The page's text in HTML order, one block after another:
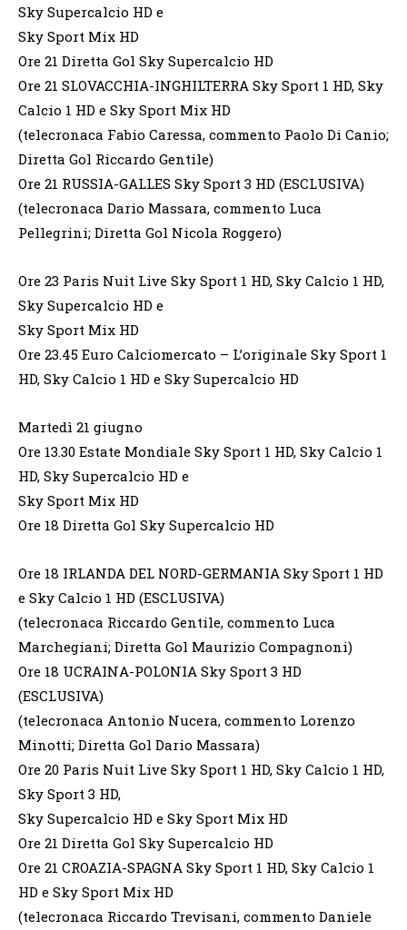
Sky Supercalcio HD e
Sky Sport Mix HD
Ore 21 Diretta Gol Sky Supercalcio HD
Ore 21 SLOVACCHIA-INGHILTERRA Sky Sport 1 HD, Sky
Calcio 1 HD e Sky Sport Mix HD
(telecronaca Fabio Caressa, commento Paolo Di Canio;
Diretta Gol Riccardo Gentile)
Ore 21 RUSSIA-GALLES Sky Sport 3 HD (ESCLUSIVA)
(telecronaca Dario Massara, commento Luca
Pellegrini; Diretta Gol Nicola Roggero)
Ore 23 Paris Nuit Live Sky Sport 1 HD, Sky Calcio 1 HD,
Sky Supercalcio HD e
Sky Sport Mix HD
Ore 23.45 Euro Calciomercato – L’originale Sky Sport 1
HD, Sky Calcio 1 HD e Sky Supercalcio HD
Martedì 21 giugno
Ore 13.30 Estate Mondiale Sky Sport 1 HD, Sky Calcio 1
HD, Sky Supercalcio HD e
Sky Sport Mix HD
Ore 18 Diretta Gol Sky Supercalcio HD
Ore 18 IRLANDA DEL NORD-GERMANIA Sky Sport 1 HD
e Sky Calcio 1 HD (ESCLUSIVA)
(telecronaca Riccardo Gentile, commento Luca
Marchegiani; Diretta Gol Maurizio Compagnoni)
Ore 18 UCRAINA-POLONIA Sky Sport 3 HD
(ESCLUSIVA)
(telecronaca Antonio Nucera, commento Lorenzo
Minotti; Diretta Gol Dario Massara)
Ore 20 Paris Nuit Live Sky Sport 1 HD, Sky Calcio 1 HD,
Sky Sport 3 HD,
Sky Supercalcio HD e Sky Sport Mix HD
Ore 21 Diretta Gol Sky Supercalcio HD
Ore 21 CROAZIA-SPAGNA Sky Sport 1 HD, Sky Calcio 1
HD e Sky Sport Mix HD
(telecronaca Riccardo Trevisani, commento Daniele